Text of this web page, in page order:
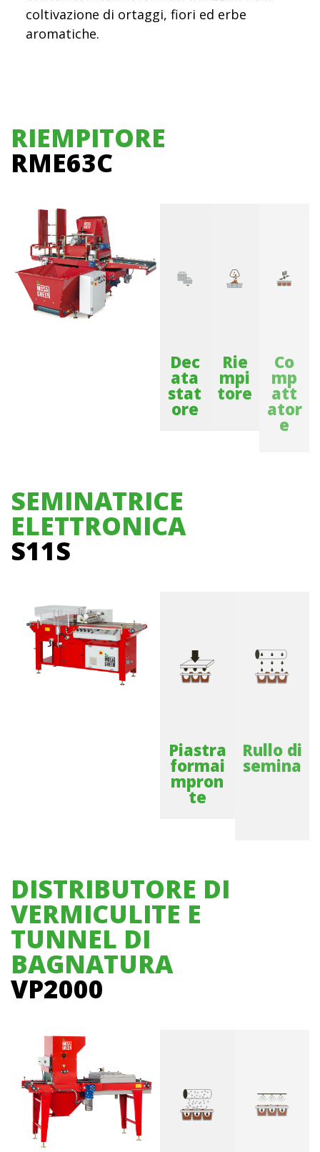
coltivazione di ortaggi, fiori ed erbe
aromatiche.
RIEMPITORE
RME63C
Dec
ata
stat
ore
Rie
mpi
tore
Co
mp
att
ator
e
SEMINATRICE
ELETTRONICA
S11S
Piastra
formai
mpron
te
Rullo di
semina
DISTRIBUTORE DI
VERMICULITE E
TUNNEL DI
BAGNATURA
VP2000